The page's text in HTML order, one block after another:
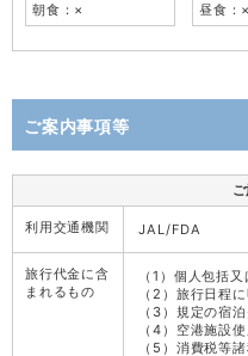
朝食：× 昼食：×
ご案内事項等
利用交通機関 JAL/FDA
旅行代金に含
まれるもの
（1）個人包括
（2）旅行日程
（3）規定の宿
（4）空港施設
（5）消費税等